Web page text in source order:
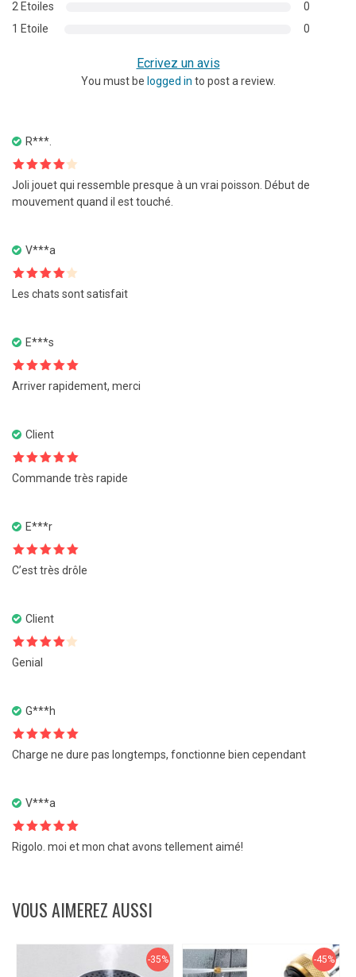
2 Etoiles
0
1 Etoile
0
Ecrivez un avis
You must be logged in to post a review.
R***.
Note4
sur 5
Joli jouet qui ressemble presque à un vrai poisson. Début de
mouvement quand il est touché.
V***a
Note4
sur 5
Les chats sont satisfait
E***s
Note5sur
5Arriver rapidement, merci
Client
Note5sur
5
Commande très rapide
E***r
Note 5sur
5
C’est très drôle
Client
Note4
sur 5
Genial
G***h
Note5sur
5
Charge ne dure pas longtemps, fonctionne bien cependant
V***a
Note5 sur
5Rigolo. moi et mon chat avons tellement aimé!
VOUS AIMEREZ AUSSI
-35% -45%